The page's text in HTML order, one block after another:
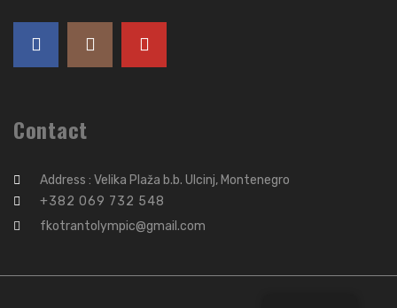
Contact
Address : Velika Plaža b.b. Ulcinj, Montenegro
+382 069 732 548
fkotrantolympic@gmail.com